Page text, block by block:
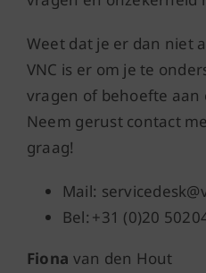
Weet dat je er dan niet
VNC is er om je te
vragen of behoefte aan
Neem gerust contact
graag!
Mail:
Bel: +31 (0)20
Fiona van den Hout